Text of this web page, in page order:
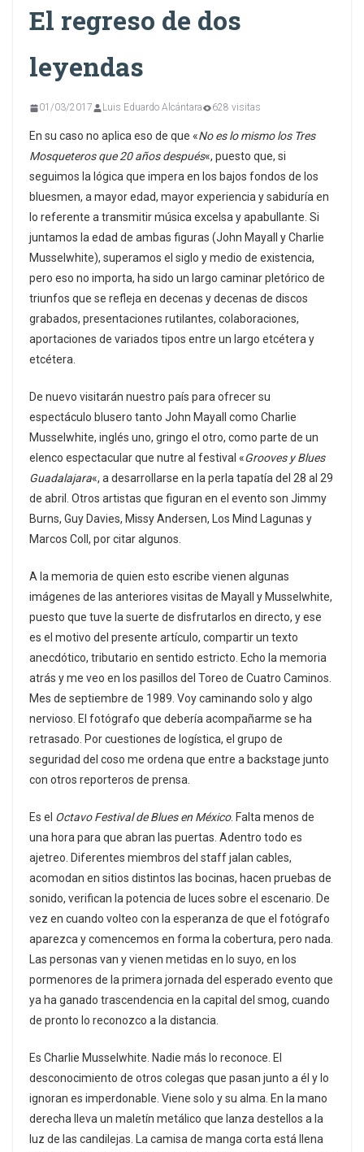
El regreso de dos
leyendas
01/03/2017 Luis Eduardo Alcántara 628 visitas
En su caso no aplica eso de que «No es lo mismo los Tres
Mosqueteros que 20 años después«, puesto que, si
seguimos la lógica que impera en los bajos fondos de los
bluesmen, a mayor edad, mayor experiencia y sabiduría en
lo referente a transmitir música excelsa y apabullante. Si
juntamos la edad de ambas figuras (John Mayall y Charlie
Musselwhite), superamos el siglo y medio de existencia,
pero eso no importa, ha sido un largo caminar pletórico de
triunfos que se refleja en decenas y decenas de discos
grabados, presentaciones rutilantes, colaboraciones,
aportaciones de variados tipos entre un largo etcétera y
etcétera.
De nuevo visitarán nuestro país para ofrecer su
espectáculo blusero tanto John Mayall como Charlie
Musselwhite, inglés uno, gringo el otro, como parte de un
elenco espectacular que nutre al festival «Grooves y Blues
Guadalajara«, a desarrollarse en la perla tapatía del 28 al 29
de abril. Otros artistas que figuran en el evento son Jimmy
Burns, Guy Davies, Missy Andersen, Los Mind Lagunas y
Marcos Coll, por citar algunos.
A la memoria de quien esto escribe vienen algunas
imágenes de las anteriores visitas de Mayall y Musselwhite,
puesto que tuve la suerte de disfrutarlos en directo, y ese
es el motivo del presente artículo, compartir un texto
anecdótico, tributario en sentido estricto. Echo la memoria
atrás y me veo en los pasillos del Toreo de Cuatro Caminos.
Mes de septiembre de 1989. Voy caminando solo y algo
nervioso. El fotógrafo que debería acompañarme se ha
retrasado. Por cuestiones de logística, el grupo de
seguridad del coso me ordena que entre a backstage junto
con otros reporteros de prensa.
Es el Octavo Festival de Blues en México. Falta menos de
una hora para que abran las puertas. Adentro todo es
ajetreo. Diferentes miembros del staff jalan cables,
acomodan en sitios distintos las bocinas, hacen pruebas de
sonido, verifican la potencia de luces sobre el escenario. De
vez en cuando volteo con la esperanza de que el fotógrafo
aparezca y comencemos en forma la cobertura, pero nada.
Las personas van y vienen metidas en lo suyo, en los
pormenores de la primera jornada del esperado evento que
ya ha ganado trascendencia en la capital del smog, cuando
de pronto lo reconozco a la distancia.
Es Charlie Musselwhite. Nadie más lo reconoce. El
desconocimiento de otros colegas que pasan junto a él y lo
ignoran es imperdonable. Viene solo y su alma. En la mano
derecha lleva un maletín metálico que lanza destellos a la
luz de las candilejas. La camisa de manga corta está llena